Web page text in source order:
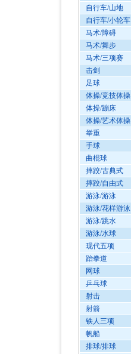
自行车/山地
自行车/小轮车
马术/障碍
马术/舞步
马术/三项赛
击剑
足球
体操/竞技体操
体操/蹦床
体操/艺术体操
举重
手球
曲棍球
摔跤/古典式
摔跤/自由式
游泳/游泳
游泳/花样游泳
游泳/跳水
游泳/水球
现代五项
跆拳道
网球
乒乓球
射击
射箭
铁人三项
帆船
排球/排球